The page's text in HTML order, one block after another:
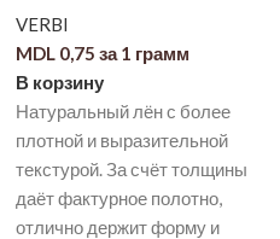
VERBI
MDL 0,75 за 1 грамм
В корзину
Натуральный лён с более
плотной и выразительной
текстурой. За счёт толщины
даёт фактурное полотно,
отлично держит форму и